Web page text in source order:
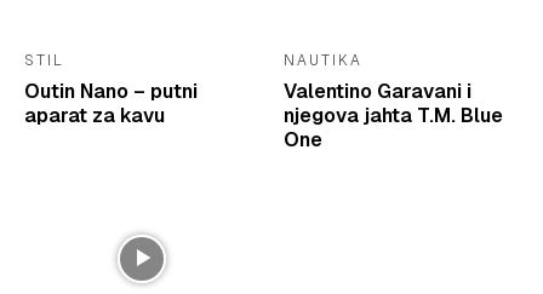
STIL
Outin Nano – putni
aparat za kavu
NAUTIKA
Valentino Garavani i
njegova jahta T.M. Blue
One